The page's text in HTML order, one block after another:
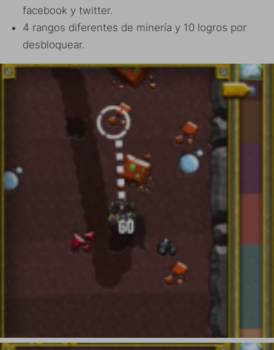
facebook y twitter.
4 rangos diferentes de minería y 10 logros por
desbloquear.